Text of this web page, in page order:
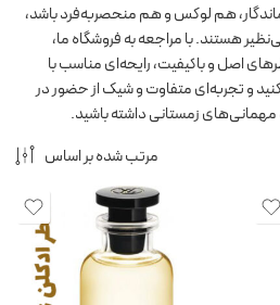
هم لوکس و هم منحصر‌به‌فرد باشد،
هستند. با مراجعه به فروشگاه ما،
اصل و باکیفیت، رایحه‌ای مناسب با
و تجربه‌ای متفاوت و شیک از حضور در
زمستانی داشته باشید.
مرتب شده بر اساس